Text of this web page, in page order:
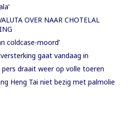
OVER NAAR CHOTELAL
coldcase-moord’
gaat vandaag in
pers draait weer op volle toeren
Heng Tai niet bezig met palmolie